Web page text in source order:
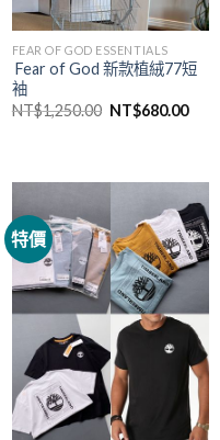
FEAR OF GOD ESSENTIALS
Fear of God 新款植絨77短
袖
NT$1,250.00 NT$680.00
特價